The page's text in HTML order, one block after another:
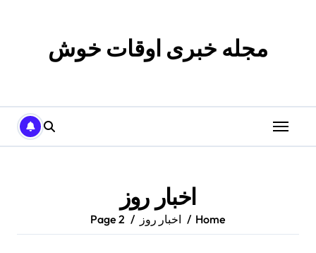
مجله خبری اوقات خوش
اخبار روز
Home اخبار روز Page 2